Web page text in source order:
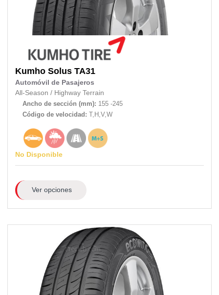
Kumho Solus TA31
Automóvil de Pasajeros
All-Season / Highway Terrain
Ancho de sección (mm): 155 -245
Código de velocidad: T,H,V,W
No Disponible
Ver opciones